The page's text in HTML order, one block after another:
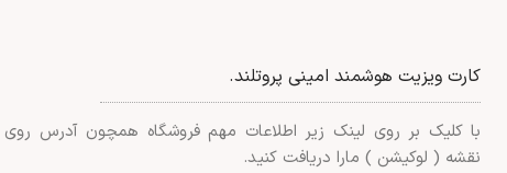
کارت ویزیت هوشمند امینی پروتلند.
با کلیک بر روی لینک زیر اطلاعات مهم فروشگاه همچون آدرس روی
نقشه ( لوکیشن ) مارا دریافت کنید.